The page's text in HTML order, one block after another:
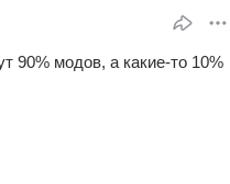
90% модов, а какие-то 10%